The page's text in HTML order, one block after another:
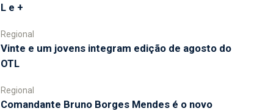
L e +
Regional
Vinte e um jovens integram edição de agosto do
OTL
Regional
Comandante Bruno Borges Mendes é o novo